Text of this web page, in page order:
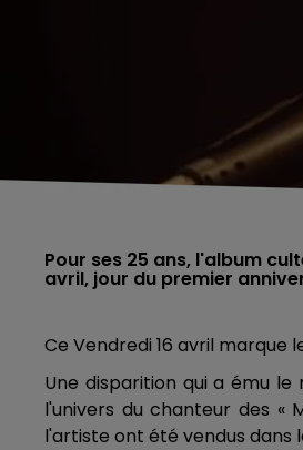
Pour ses 25 ans, l'album
avril, jour du premier
Ce Vendredi 16 avril
Une disparition qui a ému
l'univers du chanteur des «
l'artiste ont été vendus dans